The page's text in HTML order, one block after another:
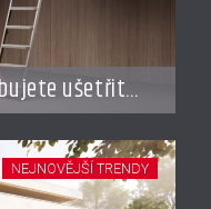
ušetřit
NEJNOVĚJŠÍ TRENDY